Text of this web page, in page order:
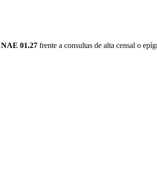
01.27 frente a consultas de alta censal o